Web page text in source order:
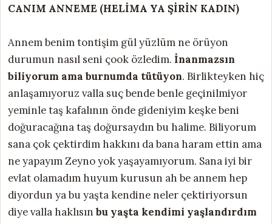
CANIM ANNEME (HELİMA YA ŞİRİN KADIN)
Annem benim tontişim gül yüzlüm ne örüyon
durumun nasıl seni çook özledim. İnanmazsın
biliyorum ama burnumda tütüyon. Birlikteyken hiç
anlaşamıyoruz valla suç bende benle geçinilmiyor
yeminle taş kafalının önde gideniyim keşke beni
doğuracağına taş doğursaydın bu halime. Biliyorum
sana çok çektirdim hakkını da bana haram ettin ama
ne yapayım Zeyno yok yaşayamıyorum. Sana iyi bir
evlat olamadım huyum kurusun ah be annem hep
diyordun ya bu yaşta kendine neler çektiriyorsun
diye valla haklısınbu yaşta kendimi yaşlandırdım